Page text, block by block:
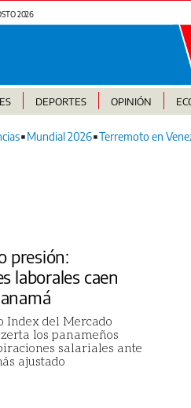
2026
DEPORTES OPINIÓN
Mundial 2026 Terremoto en
presión:
laborales caen
Index del Mercado
los panameños
salariales ante
ajustado